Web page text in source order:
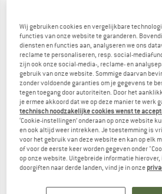
PATAGONIA
Women's Triolet Pants
Skibroek
€ 379,95
5,0(1)
tot -
€
Wij gebruiken cookies en vergelijkbare
functies van onze website te garanderen.
diensten en functies aan, analyseren we ons
reclame te personaliseren, resp. social-
zijn ook onze social-media-, reclame- en
gebruik van onze website. Sommige daarvan
zonder voldoende garanties om je gegevens te
tegen toegang door autoriteiten. Door het
je ermee akkoord dat we op deze manier te werk
technisch noodzakelijke cookies wenst te
‘Cookie-instellingen’ onderaan op onze website
en ook altijd weer intrekken. Je toestemming is
voor het gebruik van deze website en kan op elk
of voor de eerste keer worden gegeven onder
op onze website. Uitgebreide informatie
doorgiften naar derde landen, vind je in onze